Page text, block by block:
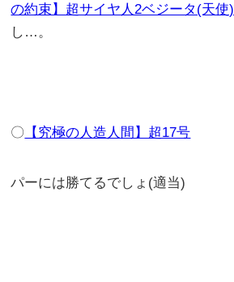
の約束】超サイヤ人2ベジータ(天使)
し…。
〇 【究極の人造人間】超17号
パーには勝てるでしょ(適当)